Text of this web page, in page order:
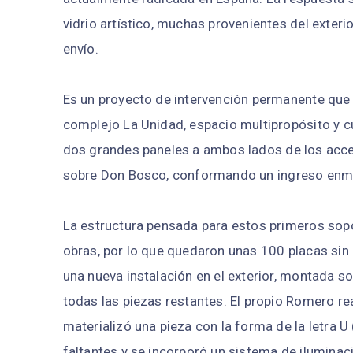
vidrio artístico, muchas provenientes del
envío.
Es un proyecto de intervención permanente
complejo La Unidad, espacio multipropósito y
dos grandes paneles a ambos lados de los
sobre Don Bosco, conformando un ingreso
La estructura pensada para estos primeros
obras, por lo que quedaron unas 100 placas
una nueva instalación en el exterior, montada
todas las piezas restantes. El propio Romero
materializó una pieza con la forma de la letra